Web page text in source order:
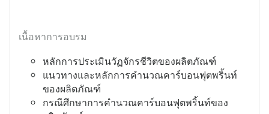
เนื้อหาการอบรม
หลักการประเมินวัฏจักรชีวิตของผลิตภัณฑ์
แนวทางและหลักการคำนวณคาร์บอนฟุตพริ้นท์
ของผลิตภัณฑ์
กรณีศึกษาการคำนวณคาร์บอนฟุตพริ้นท์ของ